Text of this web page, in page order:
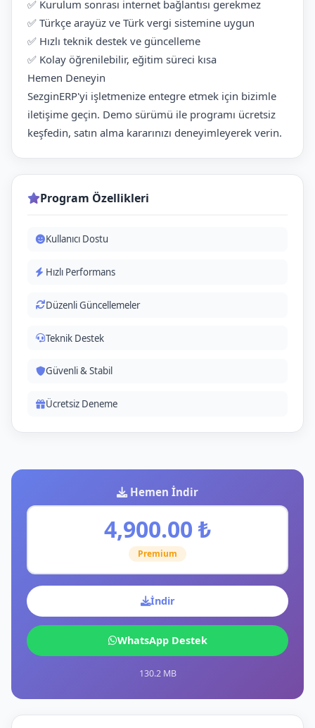
✅ Kurulum sonrası internet bağlantısı gerekmez
✅ Türkçe arayüz ve Türk vergi sistemine uygun
✅ Hızlı teknik destek ve güncelleme
✅ Kolay öğrenilebilir, eğitim süreci kısa
Hemen Deneyin
SezginERP'yi işletmenize entegre etmek için bizimle
iletişime geçin. Demo sürümü ile programı ücretsiz
keşfedin, satın alma kararınızı deneyimleyerek verin.
Program Özellikleri
Kullanıcı Dostu
Hızlı Performans
Düzenli Güncellemeler
Teknik Destek
Güvenli & Stabil
Ücretsiz Deneme
Hemen İndir
4,900.00 ₺
Premium
İndir
WhatsApp Destek
130.2 MB